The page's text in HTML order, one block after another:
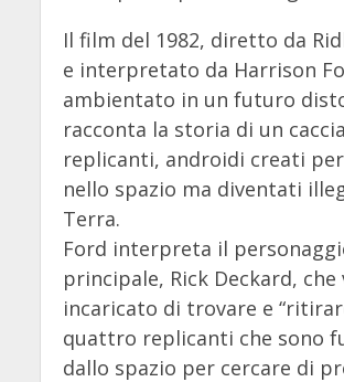
Il film del 1982, diretto da
e interpretato da Harrison
ambientato in un futuro
racconta la storia di un
replicanti, androidi creati
nello spazio ma diventati
Terra.
Ford interpreta il
principale, Rick Deckard, che
incaricato di trovare e
quattro replicanti che sono
dallo spazio per cercare di